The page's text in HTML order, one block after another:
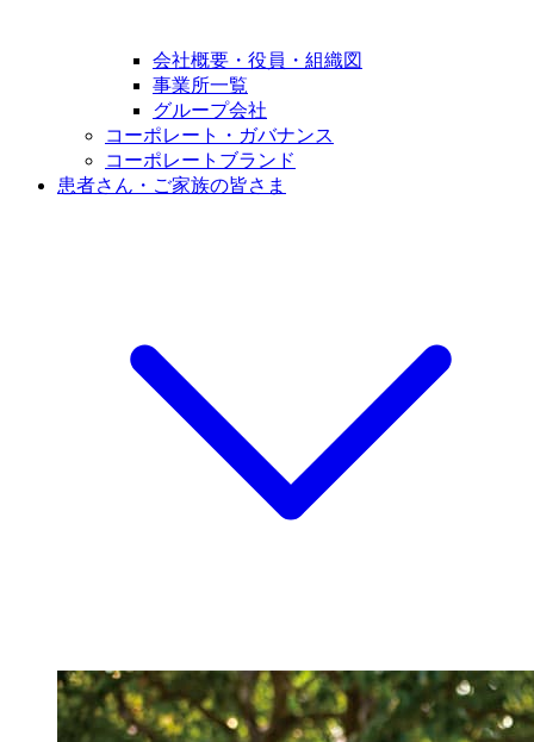
会社概要・役員・組織図
事業所一覧
グループ会社
コーポレート・ガバナンス
コーポレートブランド
患者さん・ご家族の皆さま